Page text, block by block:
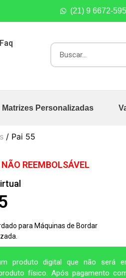
(21) 9 6672-
Faq
Matrizes Personalizadas
/ Pai 55
REEMBOLSÁVEL
para Máquinas de Bordar
produto digital que não será
físico. Após pagamento